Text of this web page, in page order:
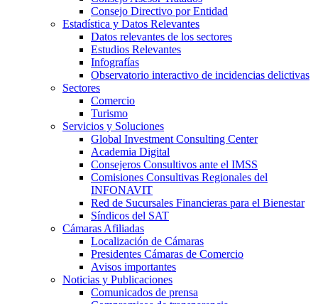
Consejo Directivo por Entidad
Estadística y Datos Relevantes
Datos relevantes de los sectores
Estudios Relevantes
Infografías
Observatorio interactivo de incidencias delictivas
Sectores
Comercio
Turismo
Servicios y Soluciones
Global Investment Consulting Center
Academia Digital
Consejeros Consultivos ante el IMSS
Comisiones Consultivas Regionales del
INFONAVIT
Red de Sucursales Financieras para el Bienestar
Síndicos del SAT
Cámaras Afiliadas
Localización de Cámaras
Presidentes Cámaras de Comercio
Avisos importantes
Noticias y Publicaciones
Comunicados de prensa